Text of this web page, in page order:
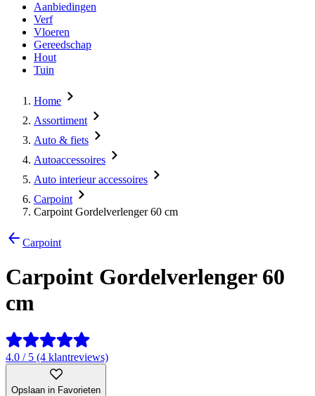
Aanbiedingen
Verf
Vloeren
Gereedschap
Hout
Tuin
Home
Assortiment
Auto & fiets
Autoaccessoires
Auto interieur accessoires
Carpoint
Carpoint Gordelverlenger 60 cm
Carpoint
Carpoint Gordelverlenger 60
cm
4.0 / 5 (4 klantreviews)
Opslaan in Favorieten